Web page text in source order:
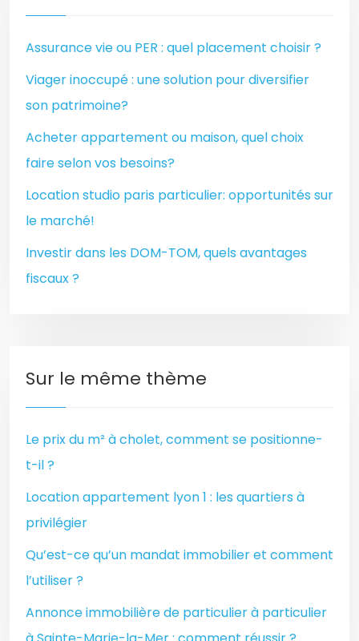
Assurance vie ou PER : quel placement choisir ?
Viager inoccupé : une solution pour diversifier
son patrimoine?
Acheter appartement ou maison, quel choix
faire selon vos besoins?
Location studio paris particulier: opportunités sur
le marché!
Investir dans les DOM-TOM, quels avantages
fiscaux ?
Sur le même thème
Le prix du m² à cholet, comment se positionne-
t-il ?
Location appartement lyon 1 : les quartiers à
privilégier
Qu’est-ce qu’un mandat immobilier et comment
l’utiliser ?
Annonce immobilière de particulier à particulier